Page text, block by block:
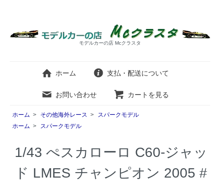
モデルカーの店 Mcクラスタ
ホーム 支払・配送について
お問い合わせ カートを見る
ホーム > その他海外レース >
スパークモデル
ホーム > スパークモデル
1/43 ぺスカローロ C60-ジャッ
ド LMES チャンピオン 2005 #